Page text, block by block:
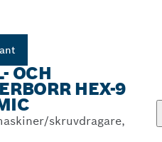
OCH
HEX-9
skruvdragare,